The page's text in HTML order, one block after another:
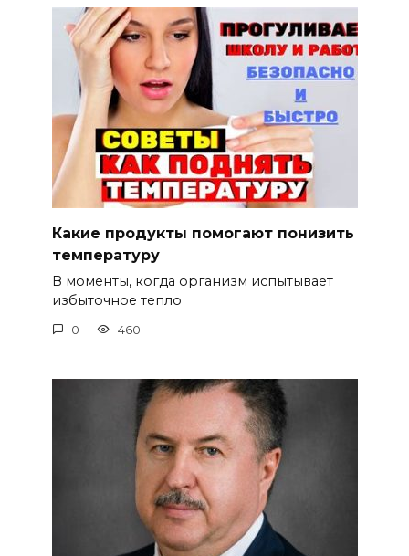
Какие продукты помогают понизить
температуру
В моменты, когда организм испытывает
избыточное тепло
0 460